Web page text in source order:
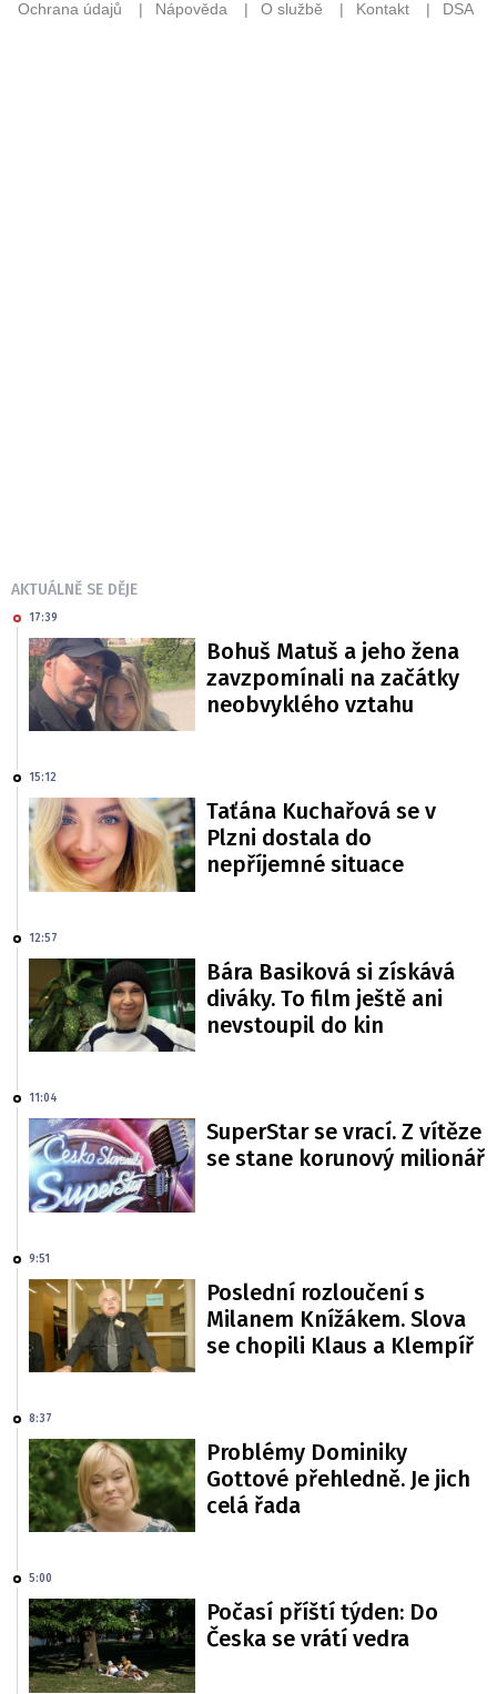
AKTUÁLNĚ SE DĚJE
17:39
Bohuš Matuš a jeho žena
zavzpomínali na začátky
neobvyklého vztahu
15:12
Taťána Kuchařová se v
Plzni dostala do
nepříjemné situace
12:57
Bára Basiková si získává
diváky. To film ještě ani
nevstoupil do kin
11:04
SuperStar se vrací. Z vítěze
se stane korunový milionář
9:51
Poslední rozloučení s
Milanem Knížákem. Slova
se chopili Klaus a Klempíř
8:37
Problémy Dominiky
Gottové přehledně. Je jich
celá řada
5:00
Počasí příští týden: Do
Česka se vrátí vedra